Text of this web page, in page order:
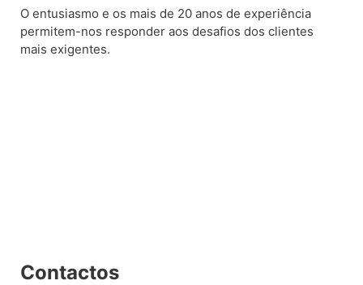
t
i
O entusiasmo e os mais de 20 anos de experiência
permitem-nos responder aos desafios dos clientes
mais exigentes.
Contactos